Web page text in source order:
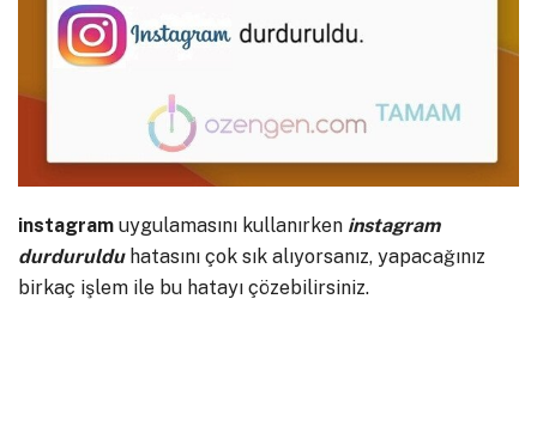
instagram uygulamasını kullanırken instagram
durdurulduhatasını çok sık alıyorsanız, yapacağınız
birkaç işlem ile bu hatayı çözebilirsiniz.